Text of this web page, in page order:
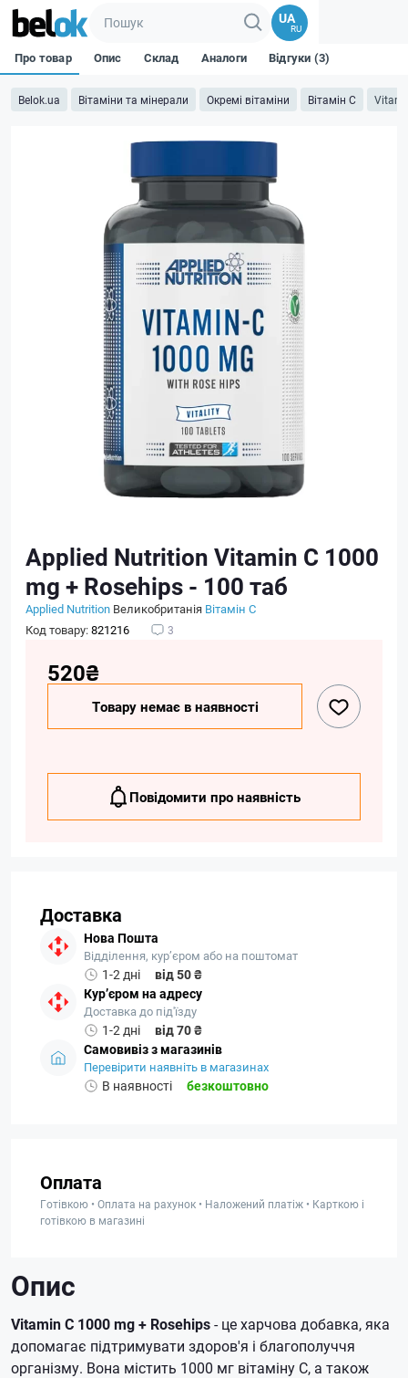
UA
RU
Belok.ua Вітаміни та мінерали Окремі вітаміни Вітамін C
Про товар Опис Склад Аналоги Відгуки (3)
Applied Nutrition Vitamin C 1000
mg + Rosehips - 100 таб
Applied Nutrition Великобританія Вітамін C
Код товару:821216 3
520₴
Товару немає в наявності
Повідомити про наявність
Доставка
Нова Пошта
Відділення, кур’єром або на поштомат
1-2 дні
від 50 ₴
Кур’єром на адресу
Доставка до під'їзду
1-2 дні
від 70 ₴
Самовивіз з магазинів
Перевірити наявніть в магазинах
В наявності безкоштовно
Оплата
Готівкою • Оплата на рахунок • Наложений платіж • Карткою і
готівкою в магазині
Опис
Vitamin C 1000 mg + Rosehips- це харчова добавка, яка
допомагає підтримувати здоров'я і благополуччя
організму. Вона містить 1000 мг вітаміну C, а також